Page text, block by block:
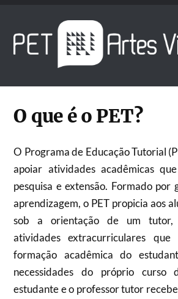
O que é o PET?
O Programa de Educação Tutorial
apoiar atividades acadêmicas
pesquisa e extensão. Formado por
aprendizagem, o PET propicia aos
sob a orientação de um tutor,
atividades extracurriculares que
formação acadêmica do
necessidades do próprio curso
estudante e o professor tutor